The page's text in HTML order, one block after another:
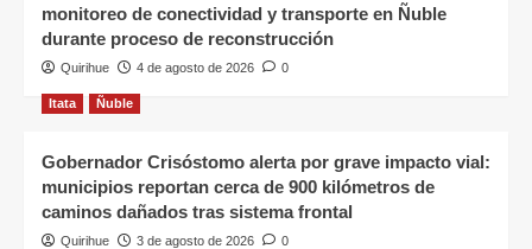
monitoreo de conectividad y transporte en Ñuble
durante proceso de reconstrucción
Quirihue 4 de agosto de 2026 0
Itata Ñuble
Gobernador Crisóstomo alerta por grave impacto vial:
municipios reportan cerca de 900 kilómetros de
caminos dañados tras sistema frontal
Quirihue 3 de agosto de 2026 0